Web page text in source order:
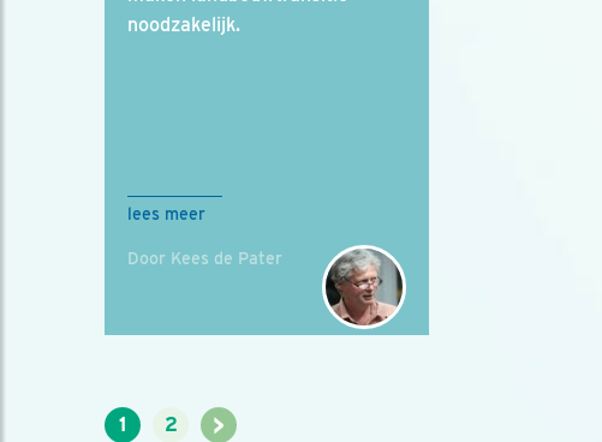
noodzakelijk.
lees meer
Door Kees de Pater
1 2 >